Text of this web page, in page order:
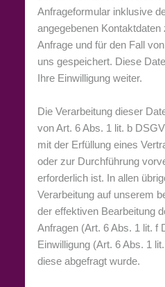
Anfrageformular inklusive
angegebenen
Anfrage und für den Fall
uns gespeichert. Diese
Ihre Einwilligung weiter.
Die Verarbeitung dieser
von Art. 6 Abs. 1 lit. b
mit der Erfüllung eines
oder zur Durchführung
erforderlich ist. In allen
Verarbeitung auf unserem
der effektiven Bearbeitung
Anfragen (Art. 6 Abs. 1 lit. f
Einwilligung (Art. 6 Abs. 1
diese abgefragt wurde.